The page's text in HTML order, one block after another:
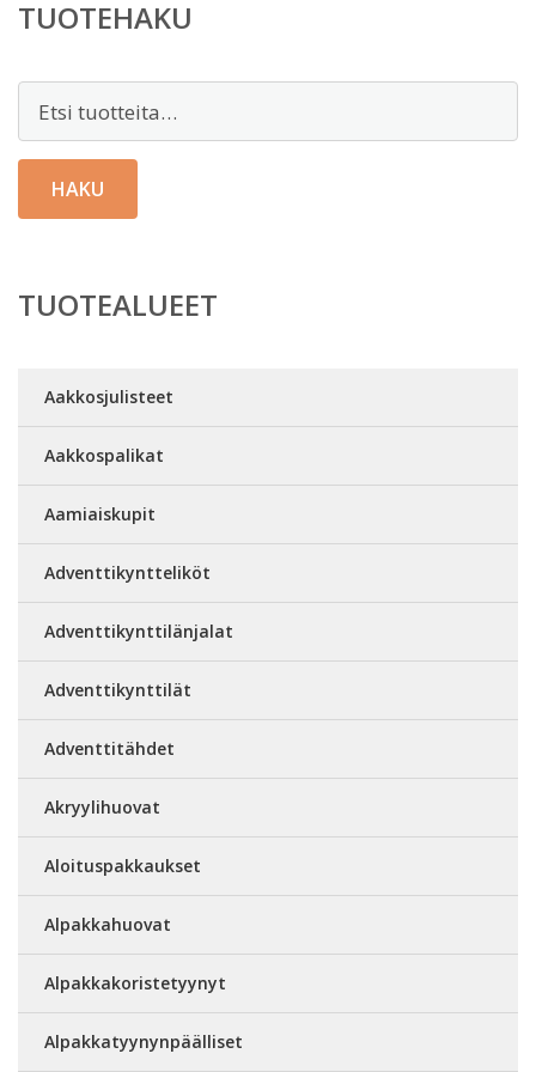
TUOTEHAKU
HAKU
TUOTEALUEET
Aakkosjulisteet
Aakkospalikat
Aamiaiskupit
Adventtikyntteliköt
Adventtikynttilänjalat
Adventtikynttilät
Adventtitähdet
Akryylihuovat
Aloituspakkaukset
Alpakkahuovat
Alpakkakoristetyynyt
Alpakkatyynynpäälliset